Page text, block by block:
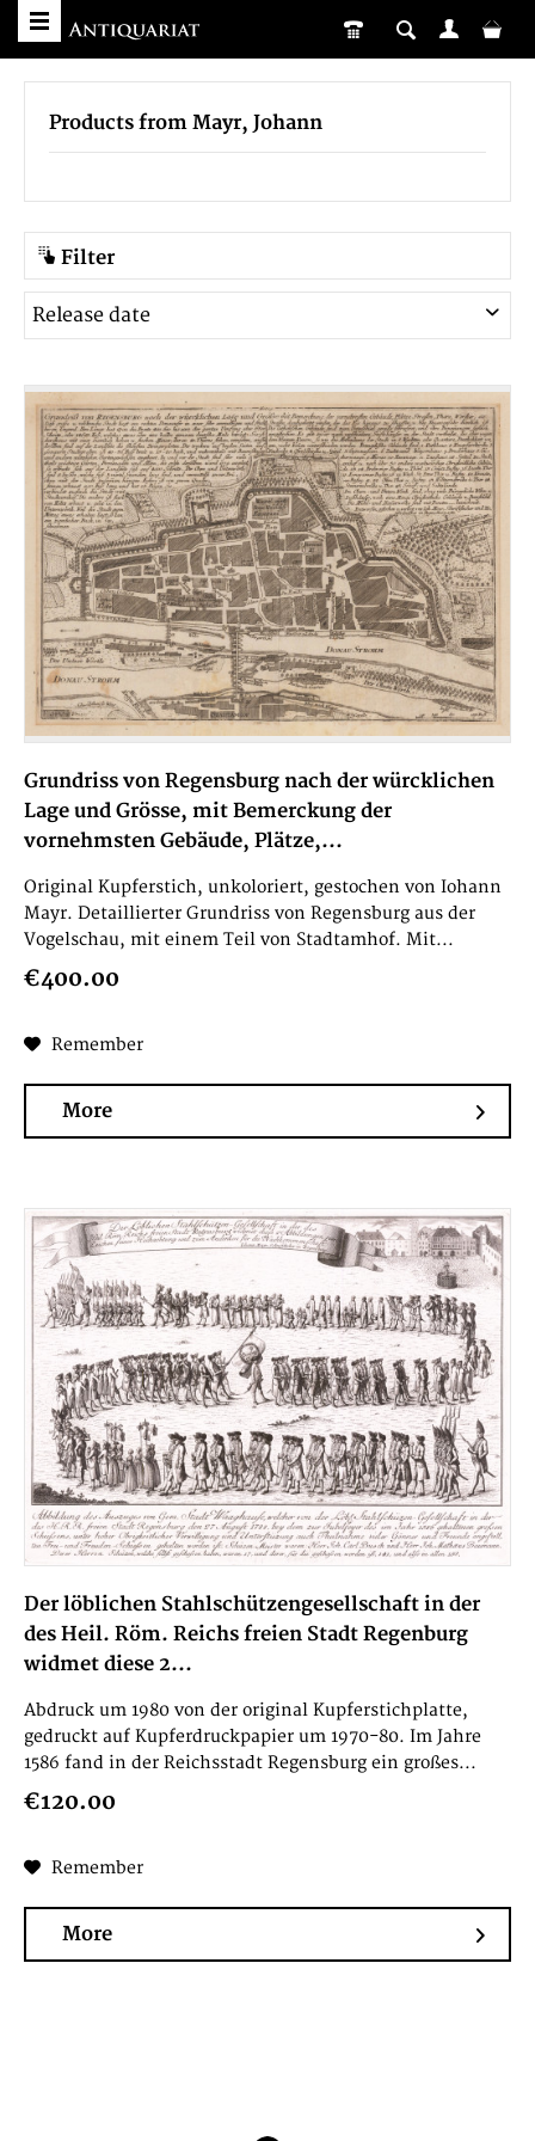
Products from Mayr, Johann
Filter
Grundriss von Regensburg nach der würcklichen
Lage und Grösse, mit Bemerckung der
vornehmsten Gebäude, Plätze,...
Original Kupferstich, unkoloriert, gestochen von Iohann
Mayr. Detaillierter Grundriss von Regensburg aus der
Vogelschau, mit einem Teil von Stadtamhof. Mit...
€400.00
Remember
More
Der löblichen Stahlschützengesellschaft in der
des Heil. Röm. Reichs freien Stadt Regenburg
widmet diese 2...
Abdruck um 1980 von der original Kupferstichplatte,
gedruckt auf Kupferdruckpapier um 1970-80. Im Jahre
1586 fand in der Reichsstadt Regensburg ein großes...
€120.00
Remember
More